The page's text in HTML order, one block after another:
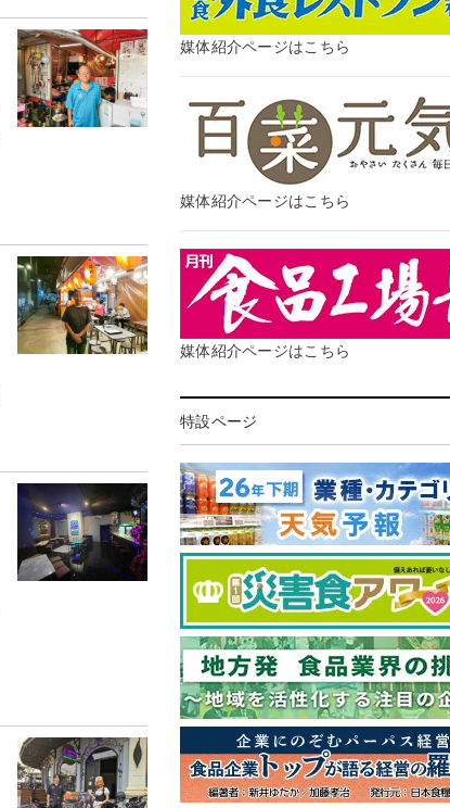
媒体紹介ページはこちら
媒体紹介ページはこちら
媒体紹介ページはこちら
特設ページ